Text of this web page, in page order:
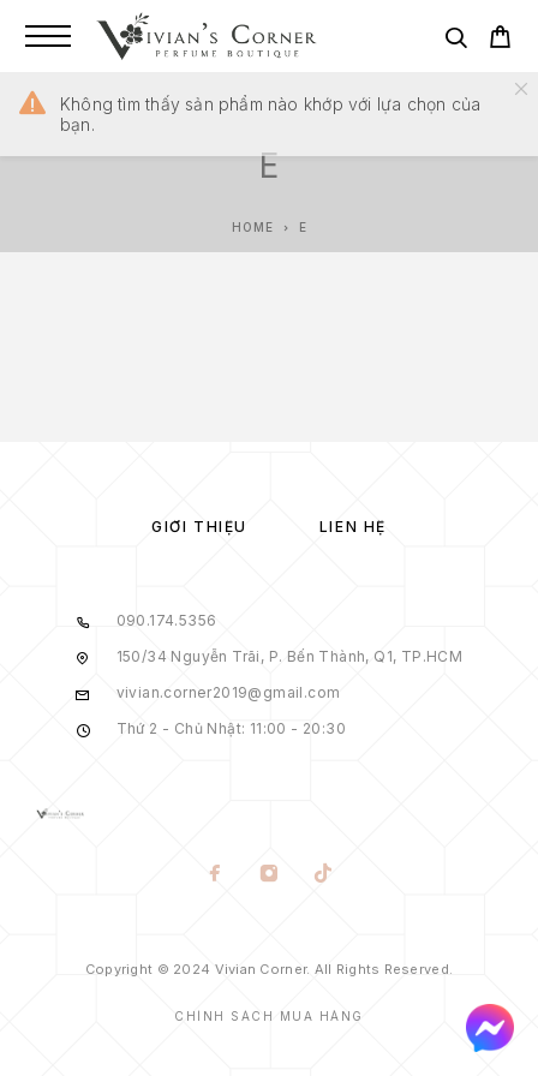
E
HOME E
GIỚI THIỆU LIÊN HỆ
090.174.5356
150/34 Nguyễn Trãi, P. Bến Thành, Q1, TP.HCM
vivian.corner2019@gmail.com
Thứ 2 - Chủ Nhật: 11:00 - 20:30
Copyright © 2024 Vivian Corner. All Rights Reserved.
CHÍNH SÁCH MUA HÀNG
Không tìm thấy sản phẩm nào khớp với lựa chọn của
bạn.